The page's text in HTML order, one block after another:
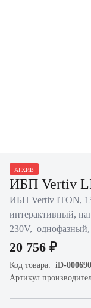
АРХИВ
ИБП Vertiv
ИБП Vertiv ITON,
интерактивный,
230V,
20 756 ₽
Код товара: iD-
Артикул